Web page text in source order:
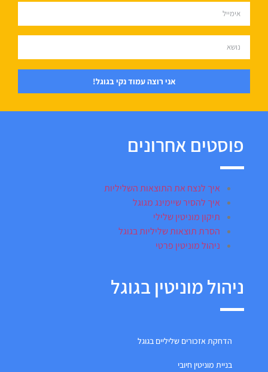
אני רוצה עמוד נקי בגוגל!
פוסטים אחרונים
איך לנצח את התוצאות השליליות
איך להסיר שיימינג מגוגל
תיקון מוניטין שלילי
הסרת תוצאות שליליות בגוגל
ניהול מוניטין פרטי
ניהול מוניטין בגוגל
הדחקת אזכורים שליליים בגוגל
בניית מוניטין חיובי